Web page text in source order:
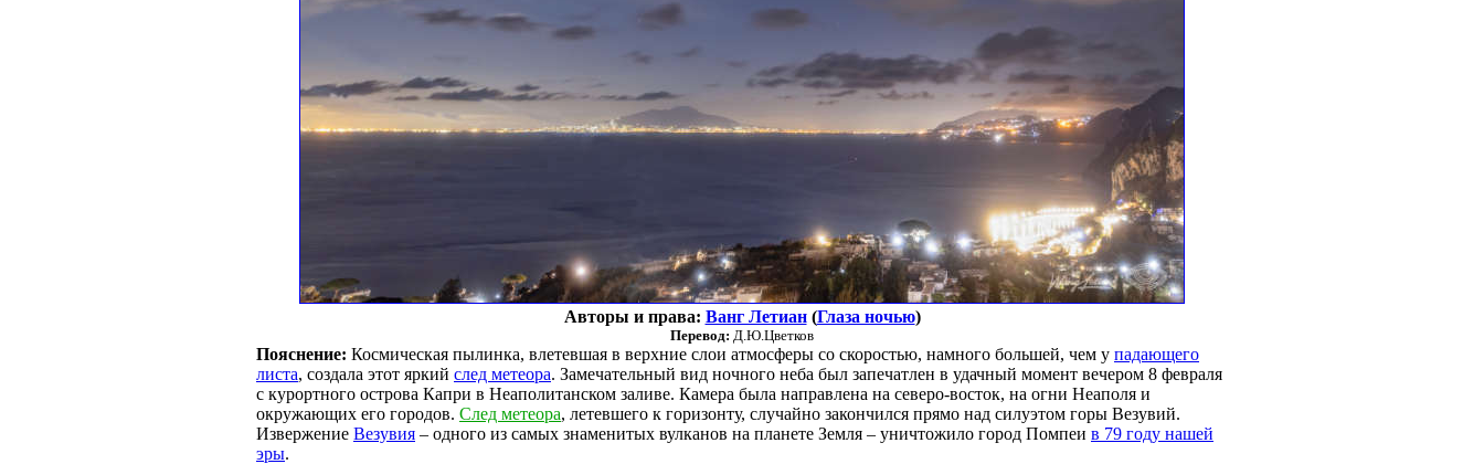
Авторы и права: Ванг Летиан(Глаза ночью)
Перевод: Д.Ю.Цветков
Пояснение: Космическая пылинка, влетевшая в верхние слои атмосферы со скоростью, намного большей, чем у падающего
листа, создала этот яркий след метеора. Замечательный вид ночного неба был запечатлен в удачный момент вечером 8 февраля
с курортного острова Капри в Неаполитанском заливе. Камера была направлена на северо-восток, на огни Неаполя и
окружающих его городов. След метеора, летевшего к горизонту, случайно закончился прямо над силуэтом горы Везувий.
Извержение Везувия – одного из самых знаменитых вулканов на планете Земля – уничтожило город Помпеи в 79 году нашей
эры.